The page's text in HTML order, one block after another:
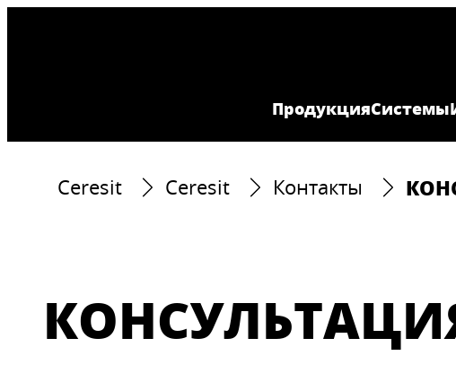
ПродукцияCистемы
Ceresit Ceresit Контакты